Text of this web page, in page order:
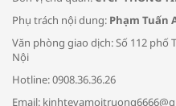
Bác sĩ
đường
Phụ trách nội dung: Phạm Tuấn
Văn phòng giao dịch: Số 112 phố
Nội
Hotline: 0908.36.36.26
Email: